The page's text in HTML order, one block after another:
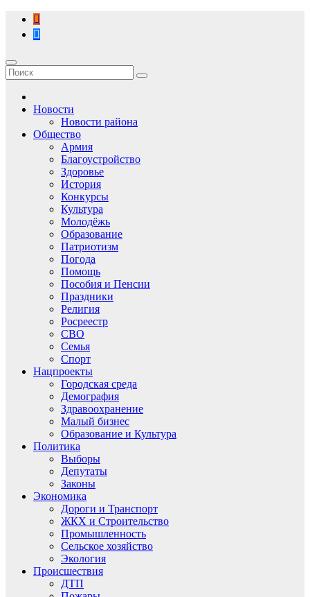
Перейти
содержимому
Новости
Новости района
Общество
Армия
Благоустройство
Здоровье
История
Конкурсы
Культура
Молодёжь
Образование
Патриотизм
Погода
Помощь
Пособия и Пенсии
Праздники
Религия
Росреестр
СВО
Семья
Спорт
Нацпроекты
Городская среда
Демография
Здравоохранение
Малый бизнес
Образование и Культура
Политика
Выборы
Депутаты
Законы
Экономика
Дороги и Транспорт
ЖКХ и Строительство
Промышленность
Сельское хозяйство
Экология
Происшествия
ДТП